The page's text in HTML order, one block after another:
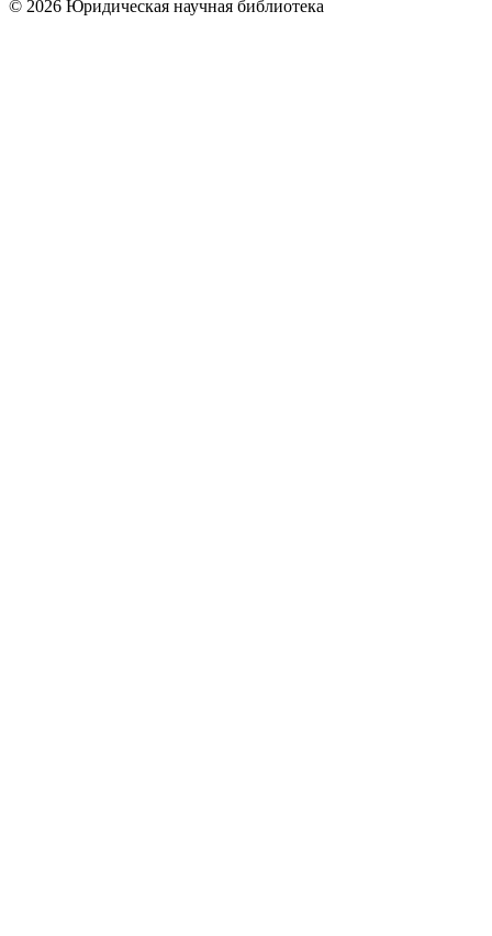
© 2026 Юридическая научная библиотека